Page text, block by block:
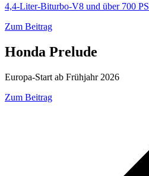
4,4-Liter-Biturbo-V8 und über 700 PS
Zum Beitrag
Honda Prelude
Europa-Start ab Frühjahr 2026
Zum Beitrag